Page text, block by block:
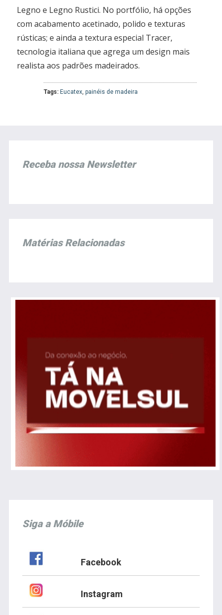
Legno e Legno Rustici. No portfólio, há opções
com acabamento acetinado, polido e texturas
rústicas; e ainda a textura especial Tracer,
tecnologia italiana que agrega um design mais
realista aos padrões madeirados.
Tags: Eucatex, painéis de madeira
Receba nossa Newsletter
Matérias Relacionadas
Siga a Móbile
Facebook
Instagram